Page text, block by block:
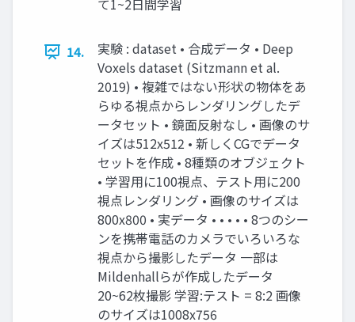
て1~2⽇間学習
14.
実験 : dataset • 合成データ • Deep
Voxels dataset (Sitzmann et al.
2019) • 複雑ではない形状の物体をあ
らゆる視点からレンダリングしたデ
ータセット • 鏡⾯反射なし • 画像のサ
イズは512x512 • 新しくCGでデータ
セットを作成 • 8種類のオブジェクト
• 学習⽤に100視点、テスト⽤に200
視点レンダリング • 画像のサイズは
800x800 • 実データ • • • • • 8つのシー
ンを携帯電話のカメラでいろいろな
視点から撮影したデータ ⼀部は
Mildenhallらが作成したデータ
20~62枚撮影 学習:テスト = 8:2 画像
のサイズは1008x756